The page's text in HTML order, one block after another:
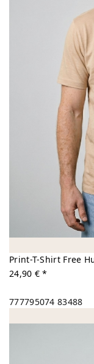
Print-T-Shirt Free
24,90 € *
777795074 83488